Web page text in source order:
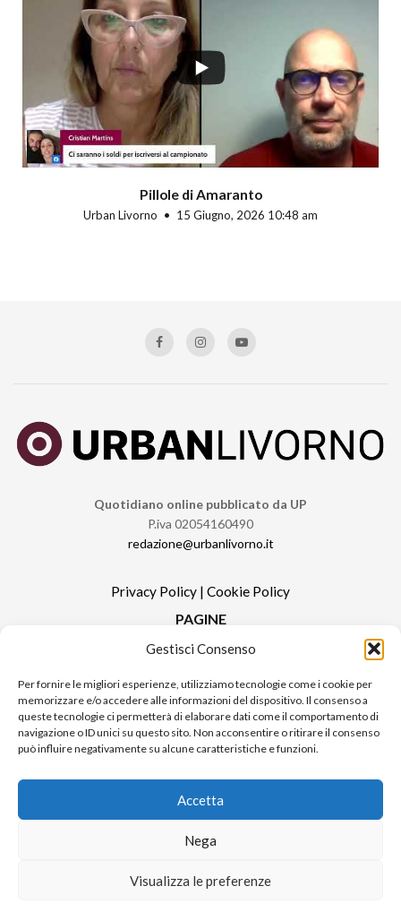
Gestisci Consenso
Per fornire le migliori esperienze, utilizziamo tecnologie come i cookie per
memorizzare e/o accedere alle informazioni del dispositivo. Il consenso a
queste tecnologie ci permetterà di elaborare dati come il comportamento di
navigazione o ID unici su questo sito. Non acconsentire o ritirare il consenso
può influire negativamente su alcune caratteristiche e funzioni.
Accetta
Nega
Visualizza le preferenze
Pillole di Amaranto
Urban Livorno 15 Giugno, 2026 10:48 am
Quotidiano online pubblicato da UP
P.iva 02054160490
redazione@urbanlivorno.it
Privacy Policy | Cookie Policy
PAGINE
Redazione
Contatti
Pubblicità
Sitemap
RUBRICHE
Urban Video